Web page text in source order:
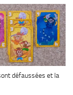
défaussées et la